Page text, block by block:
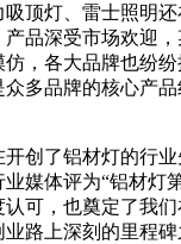
顶灯、雷士照明还
品深受市场欢迎
，各大品牌也纷纷
多品牌的核心产
创了铝材灯的行
媒体评为“铝材灯
可，也奠定了我
路上深刻的里程碑